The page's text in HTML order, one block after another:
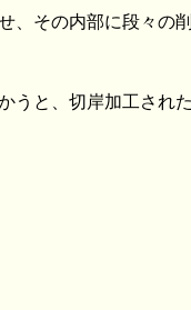
、その内部に段々
うと、切岸加工され